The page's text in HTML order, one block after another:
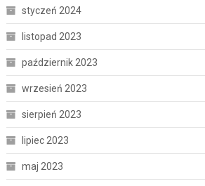
styczeń 2024
listopad 2023
październik 2023
wrzesień 2023
sierpień 2023
lipiec 2023
maj 2023